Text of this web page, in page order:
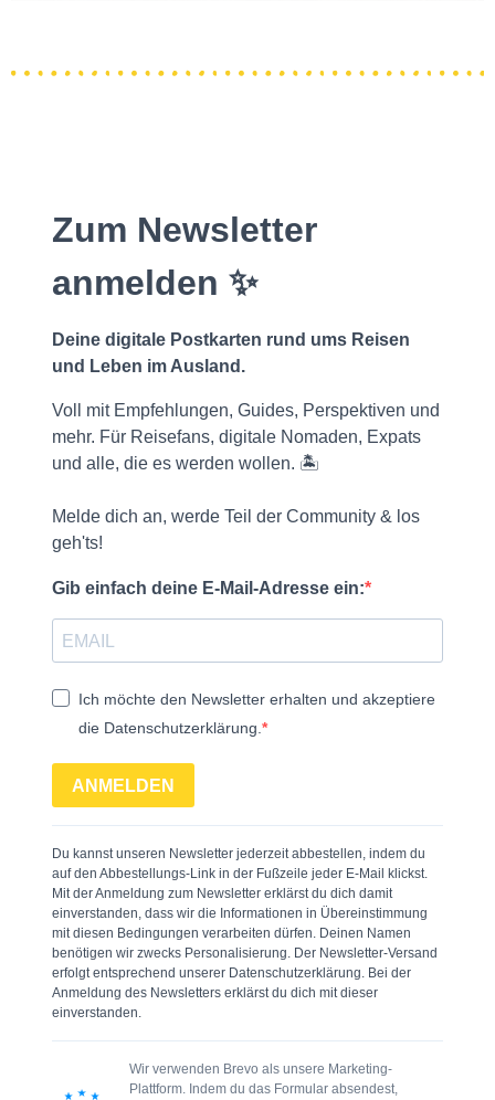
Zum Newsletter
anmelden ✨
Deine digitale Postkarten rund ums Reisen
und Leben im Ausland.
Voll mit Empfehlungen, Guides, Perspektiven und
mehr. Für Reisefans, digitale Nomaden, Expats
und alle, die es werden wollen. 🏝️
Melde dich an, werde Teil der Community & los
geh'ts!
Gib einfach deine E-Mail-Adresse ein:
Ich möchte den Newsletter erhalten und akzeptiere
die Datenschutzerklärung.
ANMELDEN
Du kannst unseren Newsletter jederzeit abbestellen, indem du
auf den Abbestellungs-Link in der Fußzeile jeder E-Mail klickst.
Mit der Anmeldung zum Newsletter erklärst du dich damit
einverstanden, dass wir die Informationen in Übereinstimmung
mit diesen Bedingungen verarbeiten dürfen. Deinen Namen
benötigen wir zwecks Personalisierung. Der Newsletter-Versand
erfolgt entsprechend unserer Datenschutzerklärung. Bei der
Anmeldung des Newsletters erklärst du dich mit dieser
einverstanden.
Wir verwenden Brevo als unsere Marketing-
Plattform. Indem du das Formular absendest,